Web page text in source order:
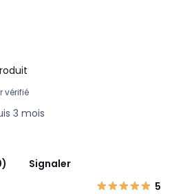
vérifié
3 mois
Signaler
5